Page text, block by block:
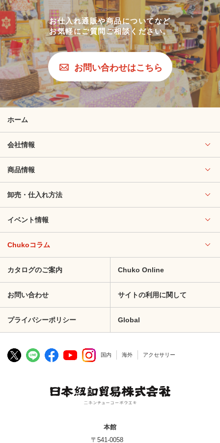
お仕入れ通販や商品についてなど
お気軽にご質問ご相談ください。
お問い合わせはこちら
ホーム
会社情報
商品情報
卸売・仕入れ方法
イベント情報
Chukoコラム
カタログのご案内 Chuko Online
お問い合わせ サイトの利用に関して
プライバシーポリシー Global
国内 海外 アクセサリー
本館
〒541-0058